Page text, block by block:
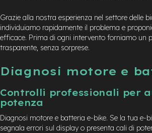
Grazie alla nostra esperienza nel settore delle
individuiamo rapidamente il problema e
efficace. Prima di ogni intervento forniamo un
trasparente, senza sorprese.
Diagnosi motore e
Controlli professionali per
potenza
Diagnosi motore e batteria e-bike. Se la tua e-
segnala errori sul display o presenta cali di